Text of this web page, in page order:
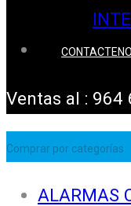
Ventas al :
Comprar por categorías
ALARMAS